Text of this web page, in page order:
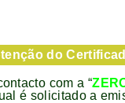
do
com a “
é solicitado a